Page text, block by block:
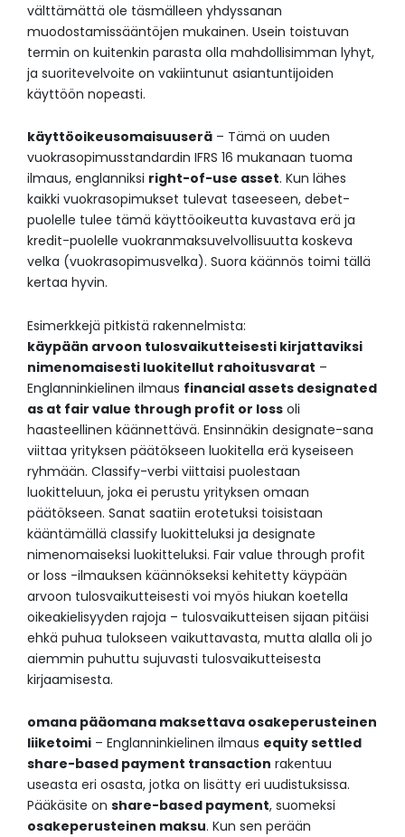
välttämättä ole täsmälleen yhdyssanan
muodostamissääntöjen mukainen. Usein toistuvan
termin on kuitenkin parasta olla mahdollisimman lyhyt,
ja suoritevelvoite on vakiintunut asiantuntijoiden
käyttöön nopeasti.
käyttöoikeusomaisuuserä – Tämä on uuden
vuokrasopimusstandardin IFRS 16 mukanaan tuoma
ilmaus, englanniksi right-of-use asset. Kun lähes
kaikki vuokrasopimukset tulevat taseeseen, debet-
puolelle tulee tämä käyttöoikeutta kuvastava erä ja
kredit-puolelle vuokranmaksuvelvollisuutta koskeva
velka (vuokrasopimusvelka). Suora käännös toimi tällä
kertaa hyvin.
Esimerkkejä pitkistä rakennelmista:
käypään arvoon tulosvaikutteisesti kirjattaviksi
nimenomaisesti luokitellut rahoitusvarat –
Englanninkielinen ilmaus financial assets designated
as at fair value through profit or loss oli
haasteellinen käännettävä. Ensinnäkin designate-sana
viittaa yrityksen päätökseen luokitella erä kyseiseen
ryhmään. Classify-verbi viittaisi puolestaan
luokitteluun, joka ei perustu yrityksen omaan
päätökseen. Sanat saatiin erotetuksi toisistaan
kääntämällä classify luokitteluksi ja designate
nimenomaiseksi luokitteluksi. Fair value through profit
or loss -ilmauksen käännökseksi kehitetty käypään
arvoon tulosvaikutteisesti voi myös hiukan koetella
oikeakielisyyden rajoja – tulosvaikutteisen sijaan pitäisi
ehkä puhua tulokseen vaikuttavasta, mutta alalla oli jo
aiemmin puhuttu sujuvasti tulosvaikutteisesta
kirjaamisesta.
omana pääomana maksettava osakeperusteinen
liiketoimi – Englanninkielinen ilmaus equity settled
share-based payment transaction rakentuu
useasta eri osasta, jotka on lisätty eri uudistuksissa.
Pääkäsite on share-based payment, suomeksi
osakeperusteinen maksu. Kun sen perään